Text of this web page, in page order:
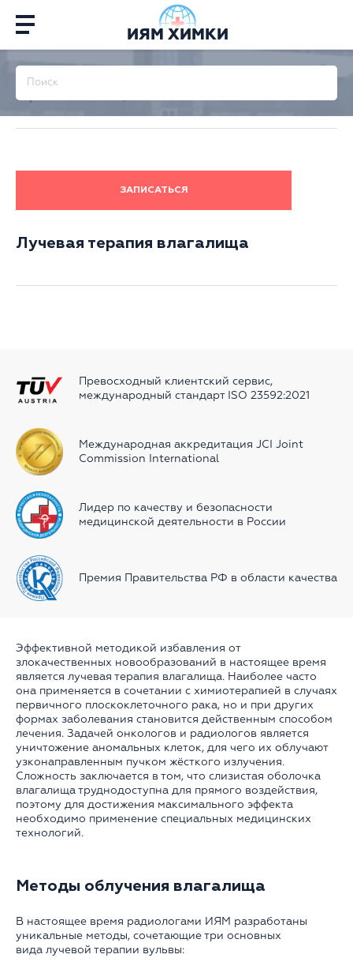
ИЯМ ХИМКИ
Главная
терапия влагалища
ЗАПИСАТЬСЯ
Лучевая терапия влагалища
Превосходный клиентский сервиc,
международный стандарт ISO 23592:2021
Международная аккредитация JCI Joint
Commission International
Лидер по качеству и безопасности
медицинской деятельности в России
Премия Правительства РФ в области качества
Эффективной методикой избавления от
злокачественных новообразований в настоящее время
является лучевая терапия влагалища. Наиболее часто
она применяется в сочетании с химиотерапией в случаях
первичного плоскоклеточного рака, но и при других
формах заболевания становится действенным способом
лечения. Задачей онкологов и радиологов является
уничтожение аномальных клеток, для чего их облучают
узконаправленным пучком жёсткого излучения.
Сложность заключается в том, что слизистая оболочка
влагалища труднодоступна для прямого воздействия,
поэтому для достижения максимального эффекта
необходимо применение специальных медицинских
технологий.
Методы облучения влагалища
В настоящее время радиологами ИЯМ разработаны
уникальные методы, сочетающие три основных
вида лучевой терапии вульвы: